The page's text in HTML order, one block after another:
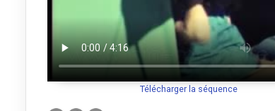
Télécharger la séquence